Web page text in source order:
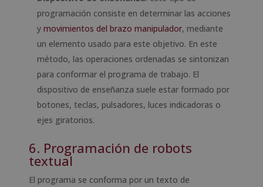
programación consiste en determinar las acciones
y movimientos del brazo manipulador, mediante
un elemento usado para este objetivo. En este
método, las operaciones ordenadas se sintonizan
para conformar el programa de trabajo. El
dispositivo de enseñanza suele estar formado por
botones, teclas, pulsadores, luces indicadoras o
ejes giratorios.
6. Programación de robots
textual
El programa se conforma por un texto de